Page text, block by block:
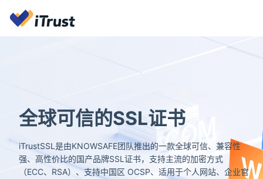
全球可信的SSL证书
iTrustSSL是由KNOWSAFE团队推出的一款全球可信、兼容性
强、高性价比的国产品牌SSL证书，支持主流的加密方式
（ECC、RSA）、支持中国区 OCSP、适用于个人网站、企业官